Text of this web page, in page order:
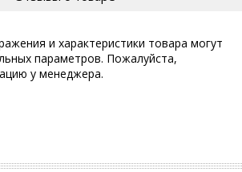
и характеристики товара могут
параметров. Пожалуйста,
у менеджера.